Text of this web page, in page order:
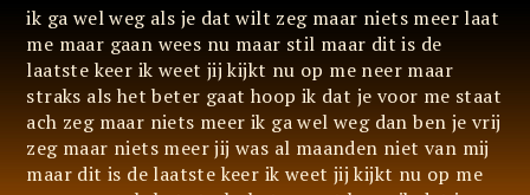
ik ga wel weg als je dat wilt zeg maar niets meer laat
me maar gaan wees nu maar stil maar dit is de
laatste keer ik weet jij kijkt nu op me neer maar
straks als het beter gaat hoop ik dat je voor me staat
ach zeg maar niets meer ik ga wel weg dan ben je vrij
zeg maar niets meer jij was al maanden niet van mij
maar dit is de laatste keer ik weet jij kijkt nu op me